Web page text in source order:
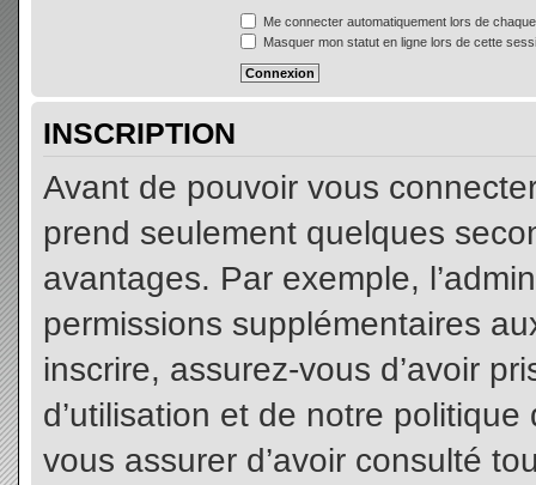
Me connecter automatiquement lors de
Masquer mon statut en ligne lors de cette
INSCRIPTION
Avant de pouvoir vous
prend seulement quelques
avantages. Par exemple,
permissions supplémentaires
inscrire, assurez-vous d’avoir
d’utilisation et de notre
vous assurer d’avoir consulté